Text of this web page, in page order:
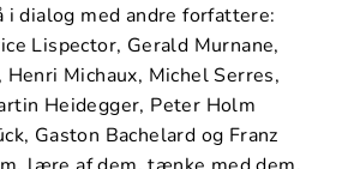
i dialog med andre forfattere:
Lispector, Gerald Murnane,
Michaux, Michel Serres,
Heidegger, Peter Holm
Gaston Bachelard og Franz